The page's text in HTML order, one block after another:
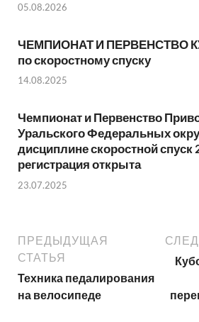
05.08.2026
ЧЕМПИОНАТ И ПЕРВЕНСТВО
по скоростному спуску
14.08.2025
Чемпионат и Первенство
Уральского Федеральных
дисциплине скоростной спуск
регистрация открыта
23.07.2025
ПРЕДЫДУЩАЯ
СТАТЬЯ
Техника педалирования
на велосипеде